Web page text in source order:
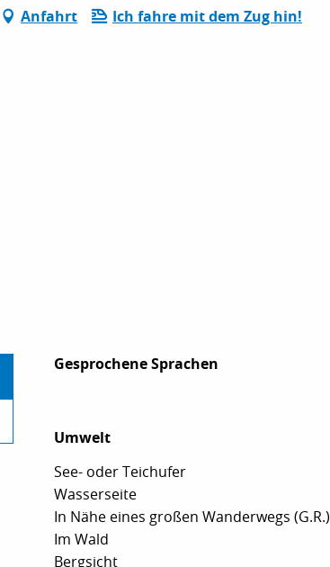
Anfahrt Ich fahre mit dem Zug hin!
Gesprochene Sprachen
Gesprochene Sprachen
Umwelt
Umwelt
See- oder Teichufer
Wasserseite
In Nähe eines großen Wanderwegs (G.R.)
Im Wald
Bergsicht